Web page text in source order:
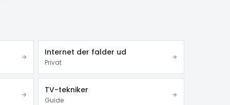
Internet der falder ud
Privat
TV-tekniker
Guide